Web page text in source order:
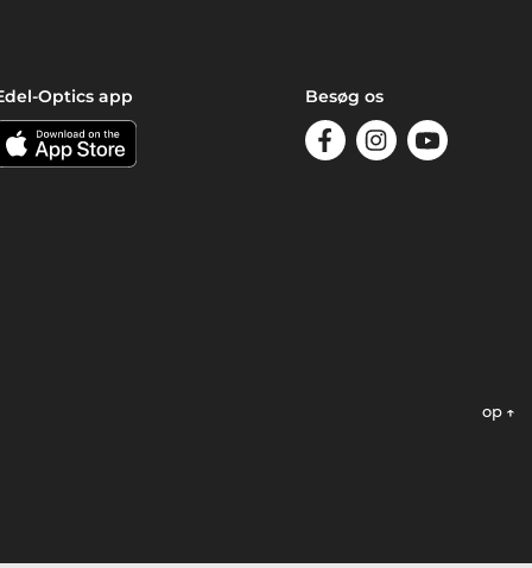
Optics app Besøg os
op